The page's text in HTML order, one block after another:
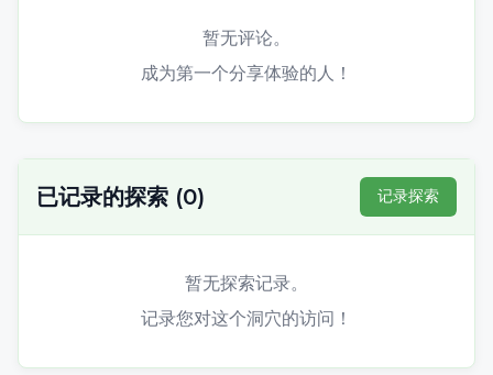
暂无评论。
成为第一个分享体验的人！
已记录的探索 (0) 记录探索
暂无探索记录。
记录您对这个洞穴的访问！